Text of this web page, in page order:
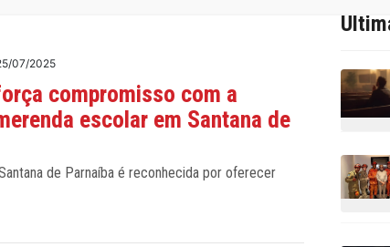
07/2025
compromisso com a
escolar em Santana de
de Parnaíba é reconhecida por oferecer